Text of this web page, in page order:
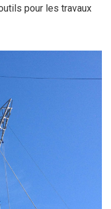
pour les travaux